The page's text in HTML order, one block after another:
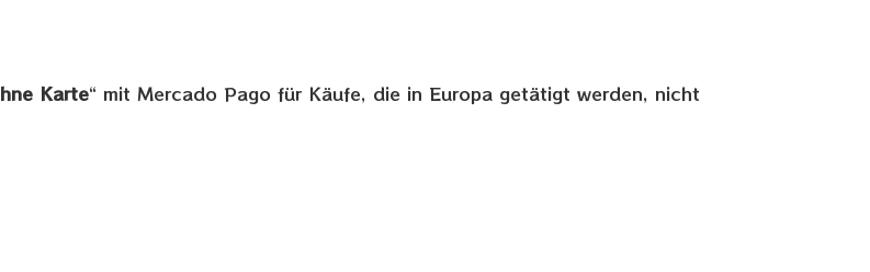
Karte“ mit Mercado Pago für Käufe, die in Europa getätigt werden, nicht